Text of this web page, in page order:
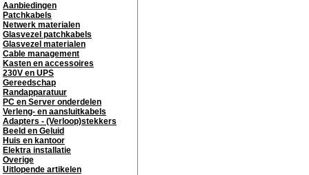
Aanbiedingen
Patchkabels
Netwerk materialen
Glasvezel patchkabels
Glasvezel materialen
Cable management
Kasten en accessoires
230V en UPS
Gereedschap
Randapparatuur
PC en Server onderdelen
Verleng- en aansluitkabels
Adapters - (Verloop)stekkers
Beeld en Geluid
Huis en kantoor
Elektra installatie
Overige
Uitlopende artikelen